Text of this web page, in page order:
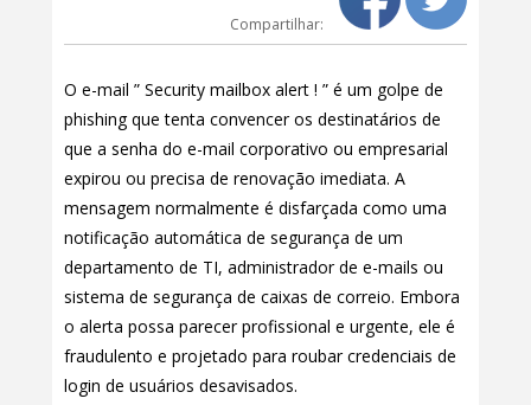
Compartilhar:
O e-mail ” Security mailbox alert ! ” é um golpe de
phishing que tenta convencer os destinatários de
que a senha do e-mail corporativo ou empresarial
expirou ou precisa de renovação imediata. A
mensagem normalmente é disfarçada como uma
notificação automática de segurança de um
departamento de TI, administrador de e-mails ou
sistema de segurança de caixas de correio. Embora
o alerta possa parecer profissional e urgente, ele é
fraudulento e projetado para roubar credenciais de
login de usuários desavisados.